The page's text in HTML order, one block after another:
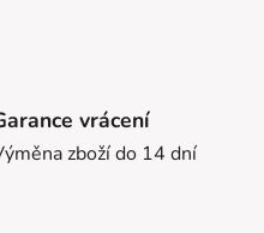
vrácení
zboží do 14 dní